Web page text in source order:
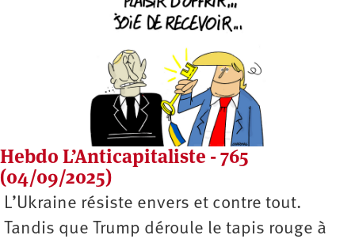
Hebdo L’Anticapitaliste - 765
(04/09/2025)
L’Ukraine résiste envers et contre tout.
Tandis que Trump déroule le tapis rouge à